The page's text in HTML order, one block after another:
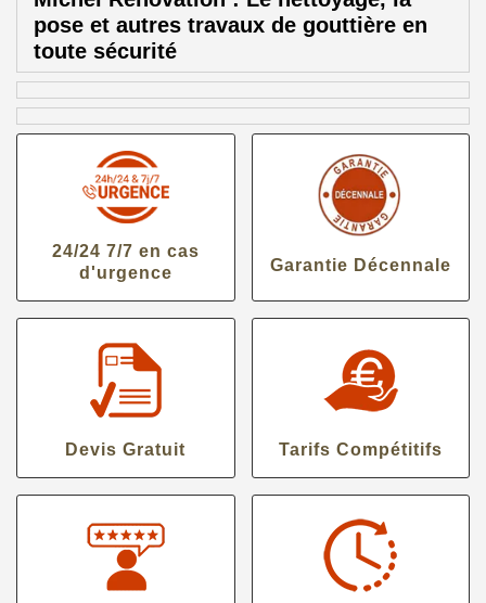
pose et autres travaux de gouttière en
toute sécurité
24/24 7/7 en cas
d'urgence
Garantie Décennale
Devis Gratuit Tarifs Compétitifs